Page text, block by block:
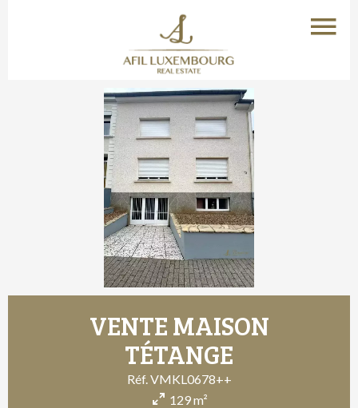
VENTE MAISON
TÉTANGE
Réf. VMKL0678++
129 m²